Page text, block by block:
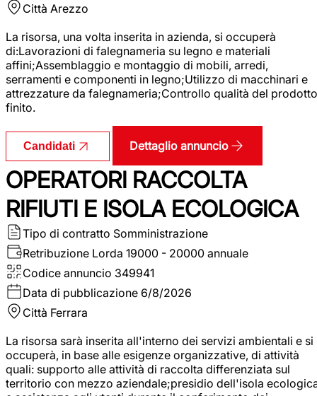
Città Arezzo
La risorsa, una volta inserita in azienda, si occuperà
di:Lavorazioni di falegnameria su legno e materiali
affini;Assemblaggio e montaggio di mobili, arredi,
serramenti e componenti in legno;Utilizzo di macchinari e
attrezzature da falegnameria;Controllo qualità del prodotto
finito.
Candidati Dettaglio annuncio
OPERATORI RACCOLTA
RIFIUTI E ISOLA ECOLOGICA
Tipo di contratto Somministrazione
Retribuzione Lorda 19000 - 20000 annuale
Codice annuncio 349941
Data di pubblicazione 6/8/2026
Città Ferrara
La risorsa sarà inserita all'interno dei servizi ambientali e si
occuperà, in base alle esigenze organizzative, di attività
quali: supporto alle attività di raccolta differenziata sul
territorio con mezzo aziendale;presidio dell'isola